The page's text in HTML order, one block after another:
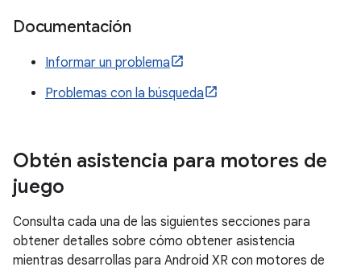
Documentación
Informar un problema
Problemas con la búsqueda
Obtén asistencia para motores de
juego
Consulta cada una de las siguientes secciones para
obtener detalles sobre cómo obtener asistencia
mientras desarrollas para Android XR con motores de